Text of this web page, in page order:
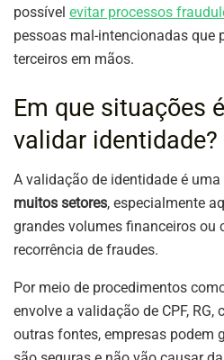
possível evitar processos
pessoas mal-intencionadas que
terceiros em mãos.
Em que situações
validar identidade?
A validação de identidade é
muitos setores, especialmente
grandes volumes financeiros ou
recorrência de fraudes.
Por meio de procedimentos
envolve a validação de CPF,
outras fontes, empresas podem